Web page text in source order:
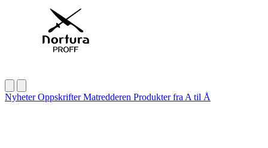
NyheterOppskrifterMatredderen Produkter fra A til Å